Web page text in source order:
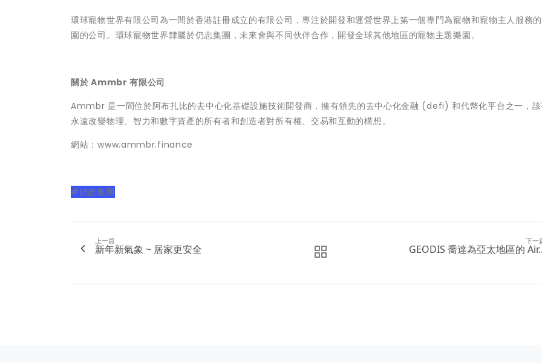
環球寵物世界有限公司為一間於香港註冊成立的有限公司，專注於開發和運營世界上第一個專門為寵物和寵物主人服務
園的公司。環球寵物世界隸屬於仍志集團，未來會與不同伙伴合作，開發全球其他地區的寵物主題樂園。
關於 Ammbr 有限公司
Ammbr 是一間位於阿布扎比的去中心化基礎設施技術開發商，擁有領先的去中心化金融 (defi) 和代幣化平台之一，
永遠改變物理、智力和數字資產的所有者和創造者對所有權、交易和互動的構想。
網站：www.ammbr.finance
#仍志集團
上一篇
新年新氣象 ~ 居家更安全
下一
GEODIS 喬達為亞太地區的